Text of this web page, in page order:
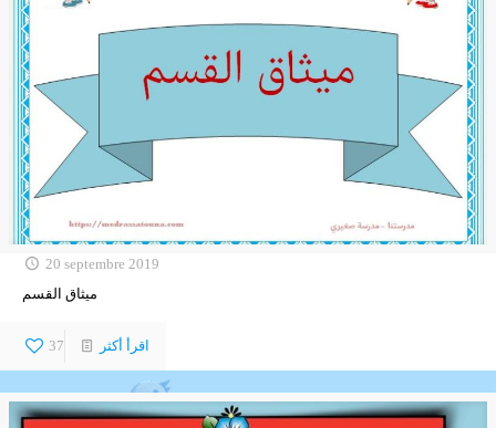
20 septembre 2019
ميثاق القسم
37 اقرأ أكثر